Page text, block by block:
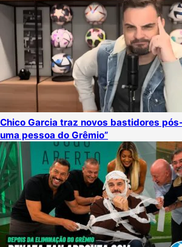
Chico Garcia traz novos bastidores
uma pessoa do Grêmio”